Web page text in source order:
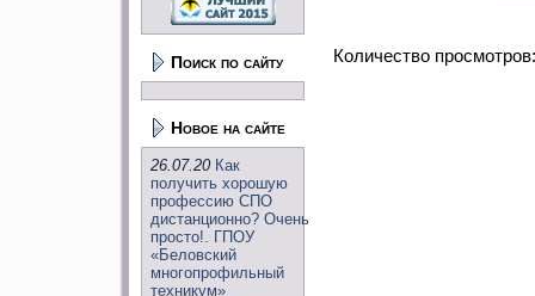
Поиск по сайту
Новое на сайте
26.07.20 Как
получить хорошую
профессию СПО
дистанционно? Очень
просто!. ГПОУ
«Беловский
многопрофильный
техникум»
Количество